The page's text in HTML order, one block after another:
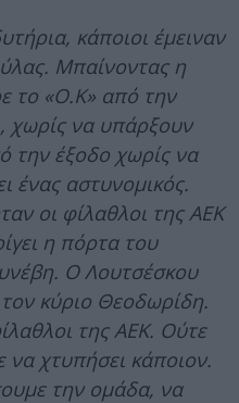
κάποιοι έμειναν
Μπαίνοντας η
το «Ο.Κ» από την
χωρίς να υπάρξουν
την έξοδο χωρίς να
ένας αστυνομικός.
οι φίλαθλοι της ΑΕΚ
η πόρτα του
Ο Λουτσέσκου
κύριο Θεοδωρίδη.
της ΑΕΚ. Ούτε
χτυπήσει κάποιον.
την ομάδα, να